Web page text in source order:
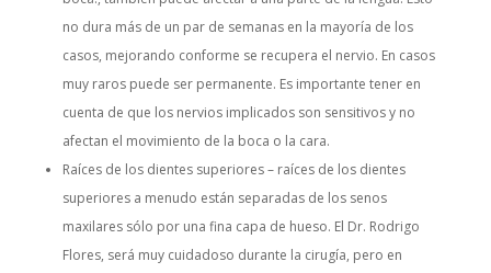
no dura más de un par de semanas en la mayoría de los
casos, mejorando conforme se recupera el nervio. En casos
muy raros puede ser permanente. Es importante tener en
cuenta de que los nervios implicados son sensitivos y no
afectan el movimiento de la boca o la cara.
Raíces de los dientes superiores – raíces de los dientes
superiores a menudo están separadas de los senos
maxilares sólo por una fina capa de hueso. El Dr. Rodrigo
Flores, será muy cuidadoso durante la cirugía, pero en